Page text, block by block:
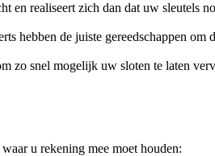
realiseert zich dan dat uw sleutels
hebben de juiste gereedschappen
zo snel mogelijk uw sloten te laten
u rekening mee moet houden: